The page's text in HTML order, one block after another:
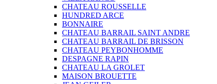
CHATEAU ROUSSELLE
HUNDRED ARCE
BONNAIRE
CHATEAU BARRAIL SAINT ANDRE
CHATEAU BARRAIL DE BRISSON
CHATEAU PEYBONHOMME
DESPAGNE RAPIN
CHATEAU LA GROLET
MAISON BROUETTE